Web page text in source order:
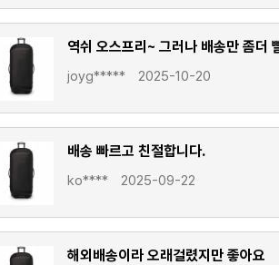
역쉬 오스프리~ 그러나 배송만 좀더
joyg***** 2025-10-20
배송 빠르고 친절합니다.
ko**** 2025-09-22
해외배송이라 오래걸렸지만 좋아요